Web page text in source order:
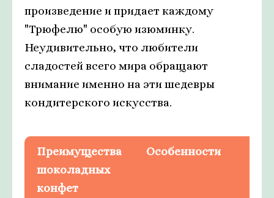
произведение и придает каждому
"Трюфелю" особую изюминку.
Неудивительно, что любители
сладостей всего мира обращают
внимание именно на эти шедевры
кондитерского искусства.
Преимущества
шоколадных
конфет
Особенности